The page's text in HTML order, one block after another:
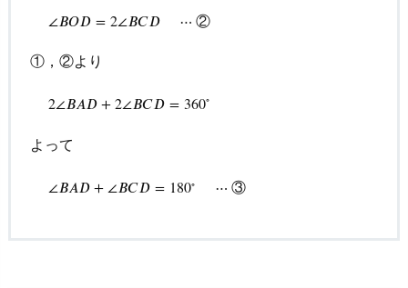
s
1.
ス
∠𝐵𝑂𝐷 = 2∠𝐵𝐶𝐷 ⋯ ②
①，②より
2∠𝐵𝐴𝐷 +2∠𝐵𝐶𝐷 = 360∘
2∠BAD+2∠BCD=360∘
よって
∠𝐵𝐴𝐷+∠𝐵𝐶𝐷 = 180∘ ⋯ ③
∠BAD+∠BCD=180∘⋯ ③